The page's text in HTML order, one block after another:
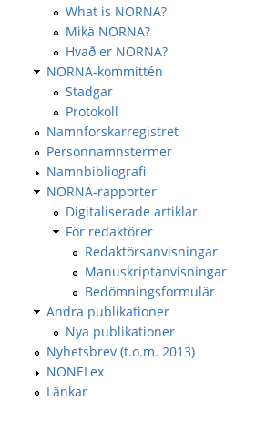
What is NORNA?
Mikä NORNA?
Hvað er NORNA?
NORNA-kommittén
Stadgar
Protokoll
Namnforskarregistret
Personnamnstermer
Namnbibliografi
NORNA-rapporter
Digitaliserade artiklar
För redaktörer
Redaktörsanvisningar
Manuskriptanvisningar
Bedömningsformulär
Andra publikationer
Nya publikationer
Nyhetsbrev (t.o.m. 2013)
NONELex
Länkar